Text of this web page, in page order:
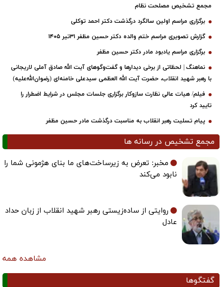
مجمع تشخیص مصلحت نظام
برگزاری مراسم اولین سالگرد درگذشت دکتر احمد توکلی
گزارش تصویری مراسم ختم والده دکتر حسین مظفر ۳۱تیر ۱۴۰۵
برگزاری مراسم یادبود مادر دکتر حسین مظفر
نماهنگ | لحظاتی از برخی دیدارها و گفت‌وگوهای آیت ‌الله صادق آملی لاریجانی
با رهبر شهید انقلاب، حضرت آیت‌ الله العظمی سیدعلی خامنه‌ای (رضوان‌الله‌علیه)
فیلم/ هیات عالی نظارت سازوکار برگزاری جلسات مجلس در شرایط اضطرار را
تایید کرد
پیام تسلیت رهبر انقلاب به مناسبت درگذشت مادر حسین مظفر
مجمع تشخیص در رسانه ها
مخبر: تعرض به زیرساخت‌های ما بنای هژمونی شما را
نابود می‌کند
روایتی از ساده‌زیستی رهبر شهید انقلاب از زبان حداد
عادل
مشاهده همه
گفتگوها